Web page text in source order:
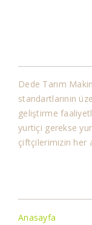
Dede Tarım
standartlarının
geliştirme
yurtiçi gerekse
çiftçilerimizin her
Anasayfa